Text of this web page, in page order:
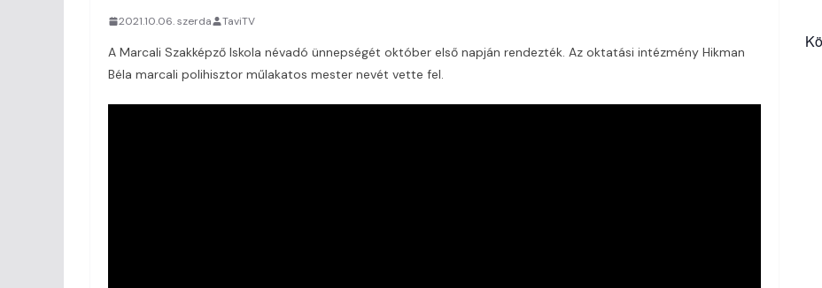
2021.10.06. szerda TaviTV
A Marcali Szakképző Iskola névadó ünnepségét október első napján rendezték. Az oktatási intézmény Hikman
Béla marcali polihisztor műlakatos mester nevét vette fel.